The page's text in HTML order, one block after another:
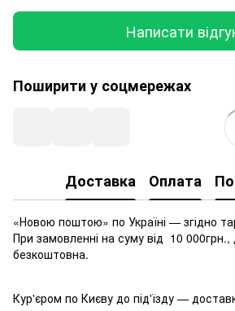
Написати
Поширити у соцмережах
Доставка Оплата
«Новою поштою» по Україні — згідно
При замовленні на суму від 10 000грн.,
безкоштовна.
Кур'єром по Києву до під'їзду —